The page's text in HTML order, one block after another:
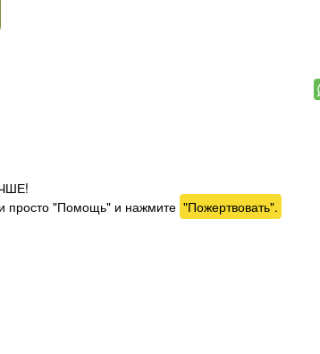
просто "Помощь" и нажмите "Пожертвовать".